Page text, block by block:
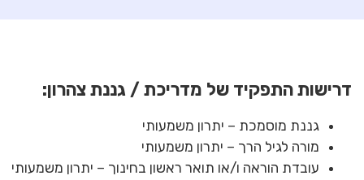
דרישות התפקיד של מדריכת / גננת צהרון:
גננת מוסמכת – יתרון משמעותי
מורה לגיל הרך – יתרון משמעותי
עובדת הוראה ו/או תואר ראשון בחינוך – יתרון משמעותי